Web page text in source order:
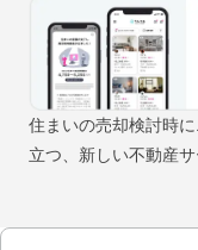
住まいの売却検討時
立つ、新しい不動産サ